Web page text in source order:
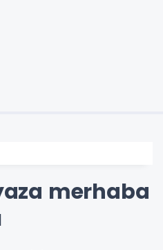
merhaba